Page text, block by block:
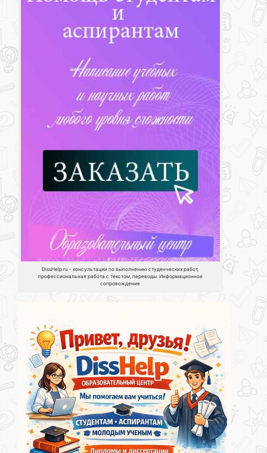
DissHelp.ru - консультации по выполнению студенческих работ,
профессиональная работа с текстом, переводы. Информационное
сопровождение